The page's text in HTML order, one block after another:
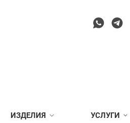
ИЗДЕЛИЯ УСЛУГИ